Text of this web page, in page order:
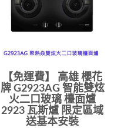
【免運費】 高雄 櫻花
牌 G2923AG 智能雙炫
火二口玻璃 檯面爐
2923 瓦斯爐 限定區域
送基本安裝